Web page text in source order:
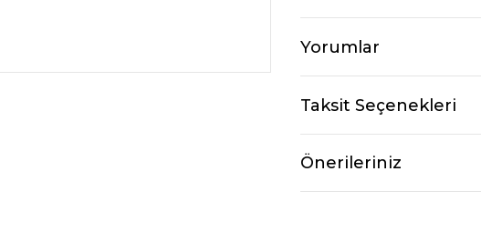
Yorumlar
Taksit Seçenekleri
Önerileriniz